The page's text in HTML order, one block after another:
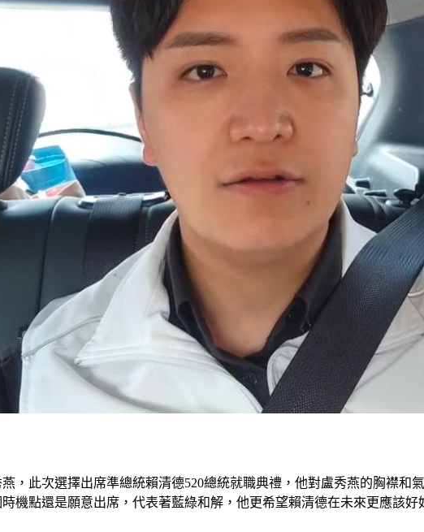
，此次選擇出席準總統賴清德520總統就職典禮，他對盧秀燕的胸襟和
機點還是願意出席，代表著藍綠和解，他更希望賴清德在未來更應該